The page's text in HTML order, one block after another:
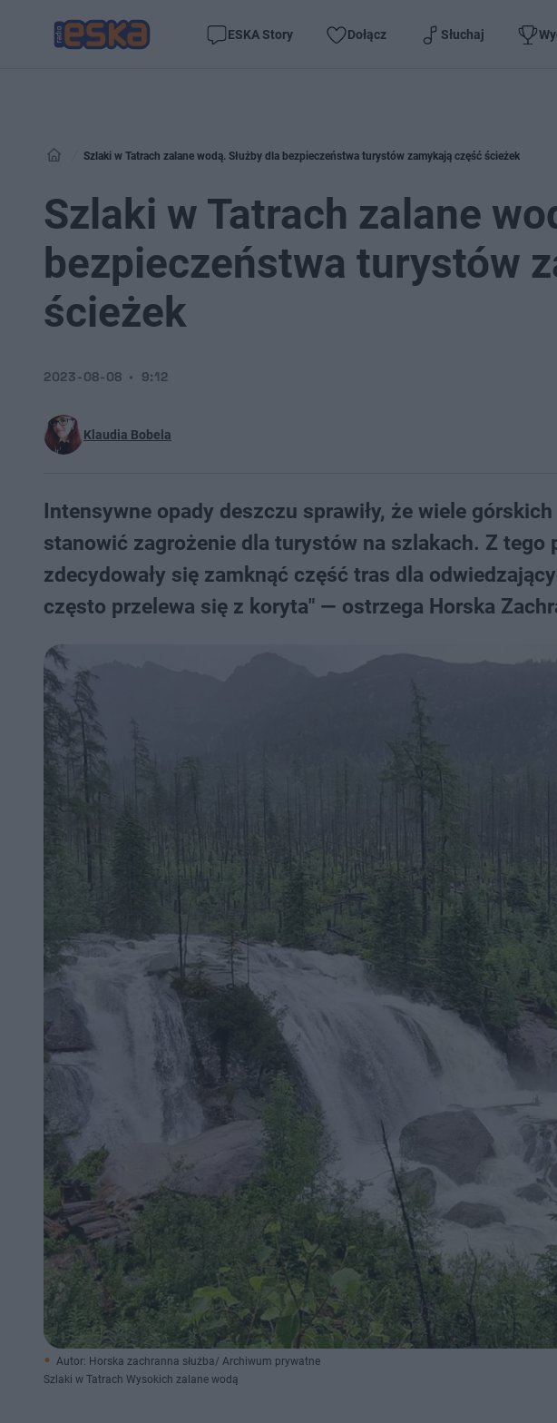
ESKA Story Dołącz Słuchaj
Szlaki w Tatrach zalane wodą. Służby dla bezpieczeństwa turystów zamykają część ścieżek
Szlaki w Tatrach zalane
bezpieczeństwa turystów
ścieżek
Klaudia Bobela
2023-08-08 9:12
Intensywne opady deszczu sprawiły, że wiele
stanowić zagrożenie dla turystów na szlakach. Z tego
zdecydowały się zamknąć część tras dla
często przelewa się z koryta" — ostrzega Horska
Autor: Horska zachranna służba/ Archiwum prywatne
Szlaki w Tatrach Wysokich zalane wodą